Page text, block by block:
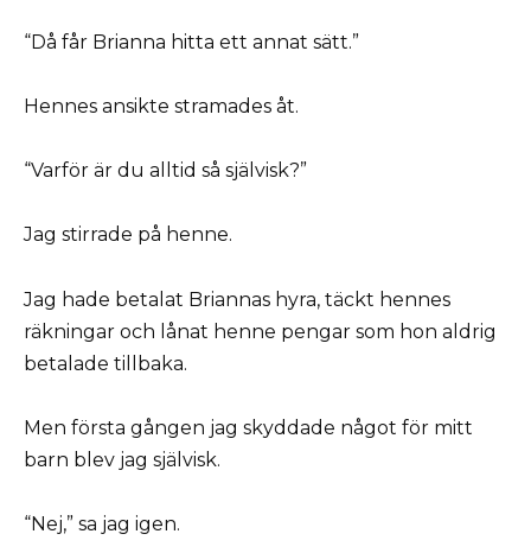
“Då får Brianna hitta ett annat sätt.”
Hennes ansikte stramades åt.
“Varför är du alltid så självisk?”
Jag stirrade på henne.
Jag hade betalat Briannas hyra, täckt hennes
räkningar och lånat henne pengar som hon aldrig
betalade tillbaka.
Men första gången jag skyddade något för mitt
barn blev jag självisk.
“Nej,” sa jag igen.